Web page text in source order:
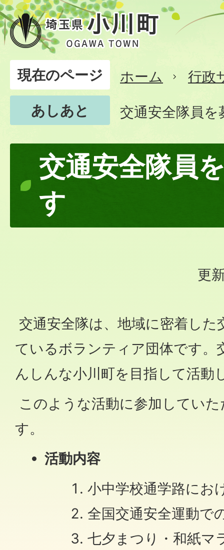
現在のページ ホーム
行政
あしあと
交通安全隊員
交通安全隊員
す
更
交通安全隊は、地域に密着した
ているボランティア団体です。
んしんな小川町を目指して活動
このような活動に参加してい
す。
活動内容
小中学校通学路にお
全国交通安全運動で
七夕まつり・和紙マ